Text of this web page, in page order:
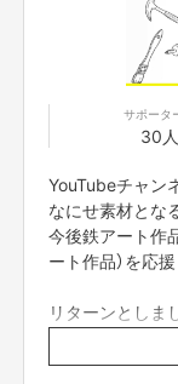
■コミュニケーション
用できる環境を整え
■参加方法は支援者の
送りいたします。お
くなります。
■コンプライアンスの
ご了承ください。お
■参加者の配信中の録
することは禁止です。
■不適切と考えられる
ございます。
【販売責任者】
サポータ
30人
YouTubeチャン
なにせ素材とな
今後鉄アート作
ート作品）を応
リターンとしま
作品展の開催し
させて頂きます